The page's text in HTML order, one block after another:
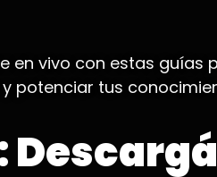
en vivo con estas guías
potenciar tus